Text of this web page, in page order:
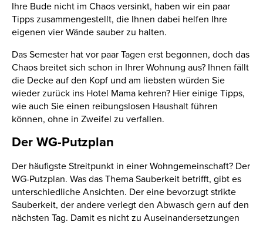
Ihre Bude nicht im Chaos versinkt, haben wir ein paar
Tipps zusammengestellt, die Ihnen dabei helfen Ihre
eigenen vier Wände sauber zu halten.
Das Semester hat vor paar Tagen erst begonnen, doch das
Chaos breitet sich schon in Ihrer Wohnung aus? Ihnen fällt
die Decke auf den Kopf und am liebsten würden Sie
wieder zurück ins Hotel Mama kehren? Hier einige Tipps,
wie auch Sie einen reibungslosen Haushalt führen
können, ohne in Zweifel zu verfallen.
Der WG-Putzplan
Der häufigste Streitpunkt in einer Wohngemeinschaft? Der
WG-Putzplan. Was das Thema Sauberkeit betrifft, gibt es
unterschiedliche Ansichten. Der eine bevorzugt strikte
Sauberkeit, der andere verlegt den Abwasch gern auf den
nächsten Tag. Damit es nicht zu Auseinandersetzungen